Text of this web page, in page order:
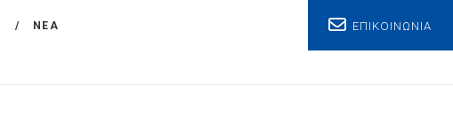
ΝΕΑ ΕΠΙΚΟΙΝΩΝΙΑ